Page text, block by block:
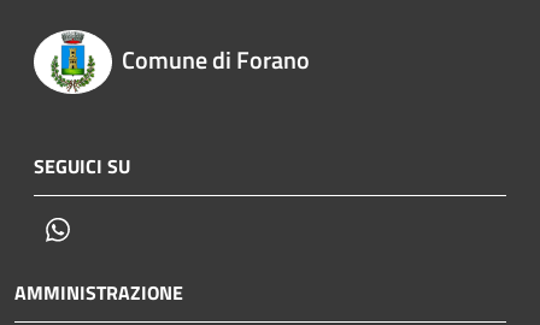
Comune di Forano
SEGUICI SU
AMMINISTRAZIONE